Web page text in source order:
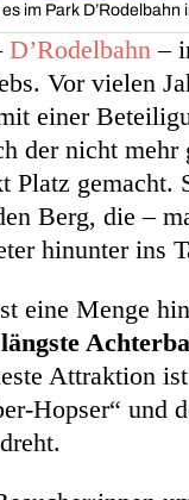
im Park D’Rodelbahn
D’Rodelbahn –
Vor vielen
einer
der nicht
Platz
Berg, die –
hinunter ins
eine Menge
Attraktion
Hopser“ und